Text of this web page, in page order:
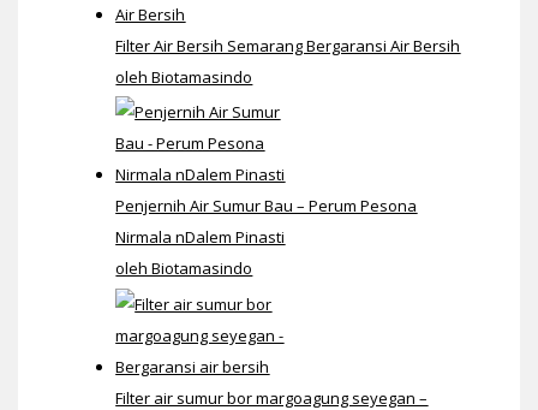
Filter Air Bersih Semarang Bergaransi Air Bersih
oleh Biotamasindo
Penjernih Air Sumur Bau – Perum Pesona
Nirmala nDalem Pinasti
oleh Biotamasindo
Filter air sumur bor margoagung seyegan –